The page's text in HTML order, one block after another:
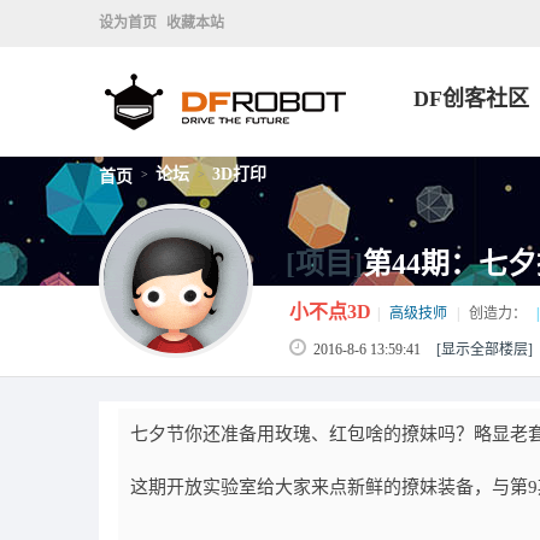
设为首页 收藏本站
DF创客社区
首页 > 论坛 > 3D打印
[项目]第44期：七
小不点3D 高级技师 创造力：
2016-8-6 13:59:41 [显示全部楼层]
七夕节你还准备用玫瑰、红包啥的撩妹吗？略显老
这期开放实验室给大家来点新鲜的撩妹装备，与第